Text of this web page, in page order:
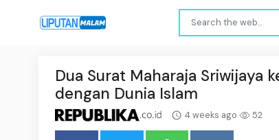
Dua Surat Maharaja Sriwijaya
dengan Dunia Islam
4 weeks ago 52